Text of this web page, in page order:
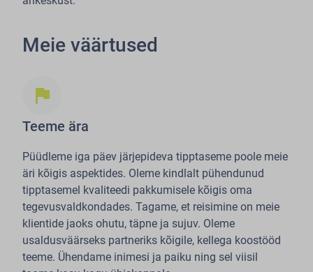
Meie väärtused
flag
Teeme ära
Püüdleme iga päev järjepideva tipptaseme poole meie
äri kõigis aspektides. Oleme kindlalt pühendunud
tipptasemel kvaliteedi pakkumisele kõigis oma
tegevusvaldkondades. Tagame, et reisimine on meie
klientide jaoks ohutu, täpne ja sujuv. Oleme
usaldusväärseks partneriks kõigile, kellega koostööd
teeme. Ühendame inimesi ja paiku ning sel viisil